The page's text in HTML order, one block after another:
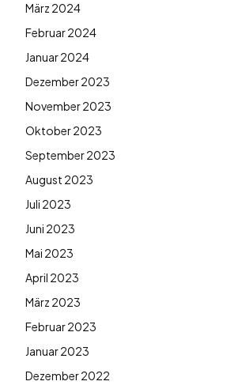
März 2024
Februar 2024
Januar 2024
Dezember 2023
November 2023
Oktober 2023
September 2023
August 2023
Juli 2023
Juni 2023
Mai 2023
April 2023
März 2023
Februar 2023
Januar 2023
Dezember 2022